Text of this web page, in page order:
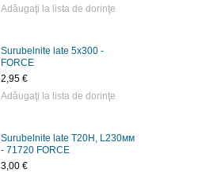
Adăugaţi la lista de dorinţe
Surubelnite late 5х300 -
FORCE
2,95 €
Adăugaţi la lista de dorinţe
Surubelnite late T20H, L230мм
- 71720 FORCE
3,00 €